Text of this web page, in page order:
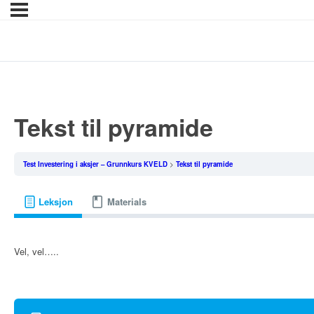
Tekst til pyramide
Test Investering i aksjer – Grunnkurs KVELD Tekst til pyramide
Leksjon Materials
Vel, vel…..